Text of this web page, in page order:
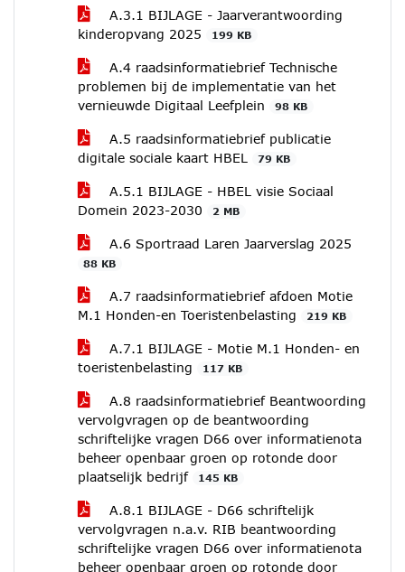
A.3.1 BIJLAGE - Jaarverantwoording
kinderopvang 2025
199 KB
A.4 raadsinformatiebrief Technische
problemen bij de implementatie van het
vernieuwde Digitaal Leefplein
98 KB
A.5 raadsinformatiebrief publicatie
digitale sociale kaart HBEL
79 KB
A.5.1 BIJLAGE - HBEL visie Sociaal
Domein 2023-2030
2 MB
A.6 Sportraad Laren Jaarverslag 2025
88 KB
A.7 raadsinformatiebrief afdoen Motie
M.1 Honden-en Toeristenbelasting
219 KB
A.7.1 BIJLAGE - Motie M.1 Honden- en
toeristenbelasting
117 KB
A.8 raadsinformatiebrief Beantwoording
vervolgvragen op de beantwoording
schriftelijke vragen D66 over informatienota
beheer openbaar groen op rotonde door
plaatselijk bedrijf
145 KB
A.8.1 BIJLAGE - D66 schriftelijk
vervolgvragen n.a.v. RIB beantwoording
schriftelijke vragen D66 over informatienota
beheer openbaar groen op rotonde door